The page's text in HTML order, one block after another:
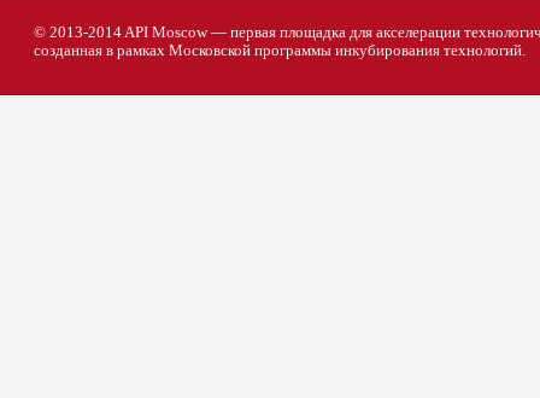
© 2013-2014 API Moscow — первая площадка для акселерации
созданная в рамках Московской программы инкубирования технологий.